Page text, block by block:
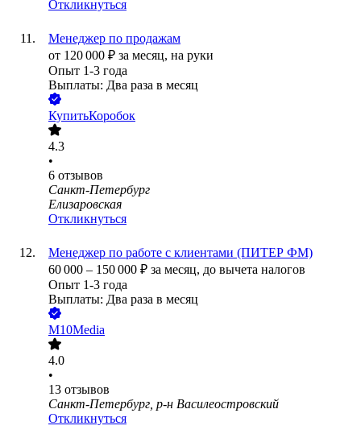
Откликнуться
Менеджер по продажам
от 120 000 ₽ за месяц, на руки
Опыт 1-3 года
Выплаты: Два раза в месяц
КупитьКоробок
4.3
•
6 отзывов
Санкт-Петербург
Елизаровская
Откликнуться
Менеджер по работе с клиентами (ПИТЕР ФМ)
60 000 – 150 000 ₽ за месяц, до вычета налогов
Опыт 1-3 года
Выплаты: Два раза в месяц
M10Media
4.0
•
13 отзывов
Санкт-Петербург, р-н Василеостровский
Откликнуться